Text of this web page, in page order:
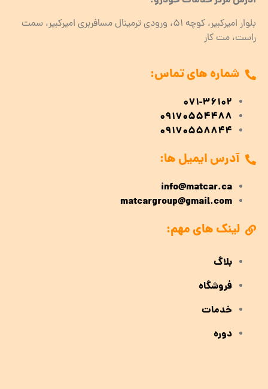
بلوار امیرکبیر، کوچه 51، ورودی ترمینال مسافربری امیرکبیر، سمت
راست، مت کار
شماره های تماس:
071-36102
09170554488
09170558844
آدرس ایمیل ها:
info@matcar.ca
matcargroup@gmail.com
لینک های مهم:
بلاگ
فروشگاه
خدمات
دوره